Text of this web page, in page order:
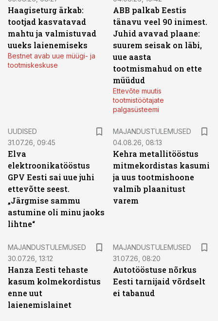
Haagiseturg ärkab:
tootjad kasvatavad
mahtu ja valmistuvad
uueks laienemiseks
Bestnet avab uue müügi- ja
tootmiskeskuse
ABB palkab Eestis
tänavu veel 90 inimest.
Juhid avavad plaane:
suurem seisak on läbi,
uue aasta
tootmismahud on ette
müüdud
Ettevõte muutis
tootmistöötajate
palgasüsteemi
UUDISED
31.07.26, 09:45
Elva
elektroonikatööstus
GPV Eesti sai uue juhi
ettevõtte seest.
„Järgmise sammu
astumine oli minu jaoks
lihtne“
MAJANDUSTULEMUSED
04.08.26, 08:13
Kehra metallitööstus
mitmekordistas kasumi
ja uus tootmishoone
valmib plaanitust
varem
MAJANDUSTULEMUSED
30.07.26, 13:12
Hanza Eesti tehaste
kasum kolmekordistus
enne uut
laienemislainet
MAJANDUSTULEMUSED
31.07.26, 08:20
Autotööstuse nõrkus
Eesti tarnijaid võrdselt
ei tabanud